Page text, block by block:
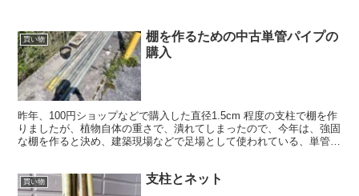
買い物
棚を作るための中古単管パイプの
購入
昨年、100円ショップなどで購入した直径1.5cm 程度の支柱で棚を作
りましたが、植物自体の重さで、潰れてしまったので、今年は、強固
な棚を作ると決め、建築現場などで足場として使われている、単管パ
買い物 支柱とネット